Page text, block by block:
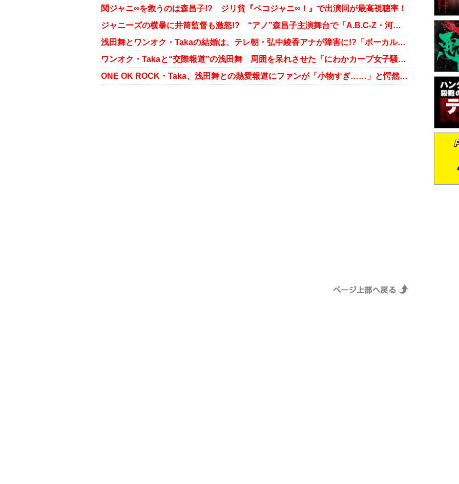
関ジャニ∞を救うのは森昌子!? ジリ貧『ペコジャニ∞！』で出演回が最高視聴率！
ジャニーズの横暴に井筒監督も激怒!? “アノ”森昌子主演舞台で「A.B.C-Z・河合を一番手にしろ」
浅田舞とワンオク・Takaの結婚は、テレ朝・弘中綾香アナが障害に!?「ボーカルの結婚は一番最後に……」
ワンオク・Takaと“交際報道”の浅田舞 周囲を呆れさせた「にわかカープ女子騒動」の顛末
ONE OK ROCK・Taka、浅田舞との熱愛報道にファンが「小物すぎ……」と愕然とするワケ